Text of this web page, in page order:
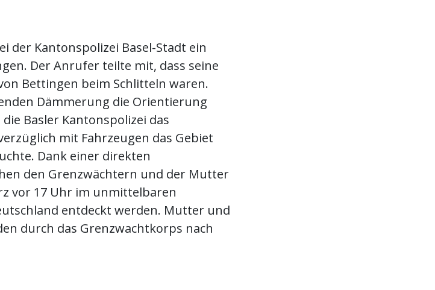
der Kantonspolizei Basel-Stadt ein
Der Anrufer teilte mit, dass seine
Bettingen beim Schlitteln waren.
Dämmerung die Orientierung
Basler Kantonspolizei das
mit Fahrzeugen das Gebiet
Dank einer direkten
den Grenzwächtern und der Mutter
vor 17 Uhr im unmittelbaren
entdeckt werden. Mutter und
durch das Grenzwachtkorps nach